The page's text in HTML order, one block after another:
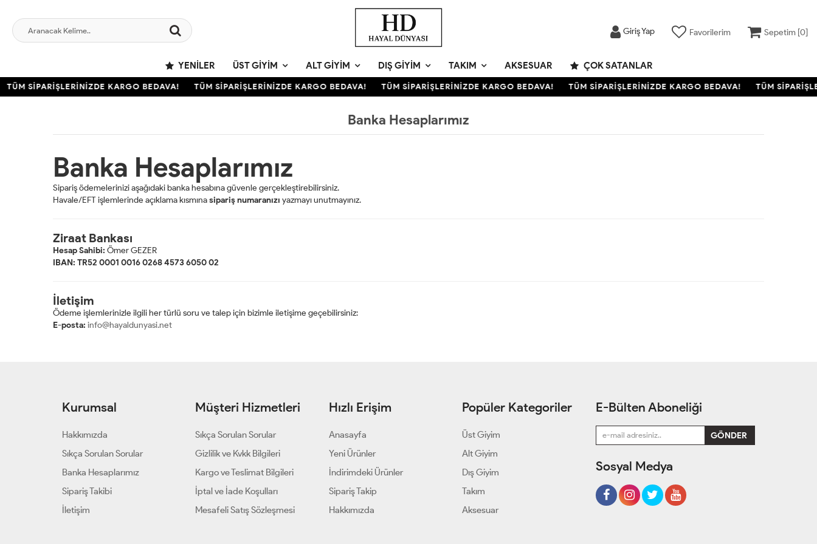
Giriş Yap Favorilerim Sepetim [0]
YENILER ÜST GIYIM ALT GIYIM DIŞ GIYIM TAKIM AKSESUAR ÇOK SATANLAR
TÜM SİPARİŞLERİNİZDE KARGO BEDAVA! TÜM SİPARİŞLERİNİZDE KARGO BEDAVA! TÜM SİPARİŞLERİNİZDE KARGO BEDAVA! TÜM SİPARİŞLERİNİZDE KARGO BEDAVA! TÜM
Banka Hesaplarımız
Banka Hesaplarımız
Sipariş ödemelerinizi aşağıdaki banka hesabına güvenle gerçekleştirebilirsiniz.
Havale/EFT işlemlerinde açıklama kısmınasipariş numaranızı yazmayı unutmayınız.
Ziraat Bankası
Hesap Sahibi: Ömer GEZER
IBAN: TR52 0001 0016 0268 4573 6050 02
İletişim
Ödeme işlemlerinizle ilgili her türlü soru ve talep için bizimle iletişime geçebilirsiniz:
E-posta: info@hayaldunyasi.net
Kurumsal
Hakkımızda
Sıkça Sorulan Sorular
Banka Hesaplarımız
Sipariş Takibi
İletişim
Müşteri Hizmetleri
Sıkça Sorulan Sorular
Gizlilik ve Kvkk Bilgileri
Kargo ve Teslimat Bilgileri
İptal ve İade Koşulları
Mesafeli Satış Sözleşmesi
Hızlı Erişim
Anasayfa
Yeni Ürünler
İndirimdeki Ürünler
Sipariş Takip
Hakkımızda
Popüler Kategoriler
Üst Giyim
Alt Giyim
Dış Giyim
Takım
Aksesuar
E-Bülten Aboneliği
Sosyal Medya